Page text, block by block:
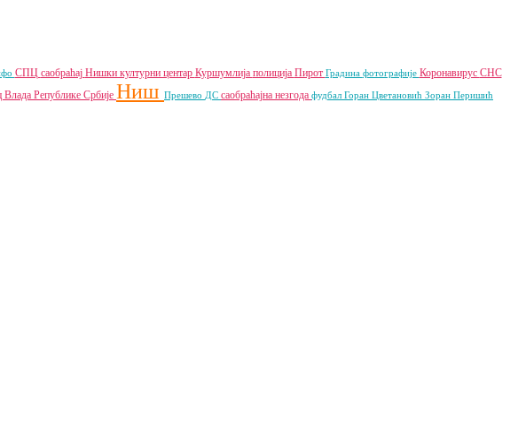
СПЦ саобраћај Нишки културни центар Куршумлија полиција Пирот Градина фотографије Коронавирус СНС
Влада Републике Србије Ниш Прешево ДС саобраћајна незгода фудбал Горан Цветановић Зоран Перишић